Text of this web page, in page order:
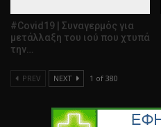
#Covid19 | Συναγερμός για
μετάλλαξη του ιού που χτυπά
την…
PREV NEXT 1 of 380